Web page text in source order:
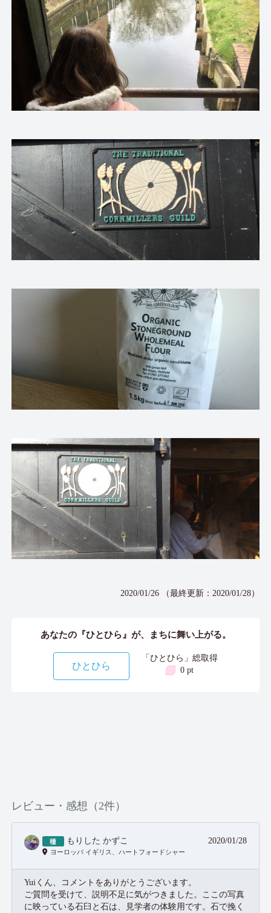
2020/01/26 （最終更新：2020/01/28）
あなたの『ひとひら』が、まちに舞い上がる。
ひとひら
「ひとひら」総取得
0 pt
レビュー・感想（2件）
もりした かずこ
ヨーロッパ イギリス、ハートフォードシャー
2020/01/28
Yuiくん、コメントをありがとうございます。
ご質問を受けて、説明不足に気がつきました。ここの写真
に映っている石臼と石は、見学者の体験用です。石で挽く